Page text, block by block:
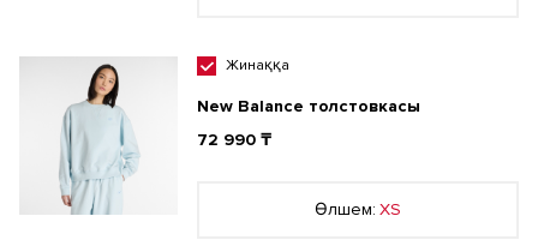
Жинаққа
New Balance толстовкасы
72 990 ₸
Өлшем: XS